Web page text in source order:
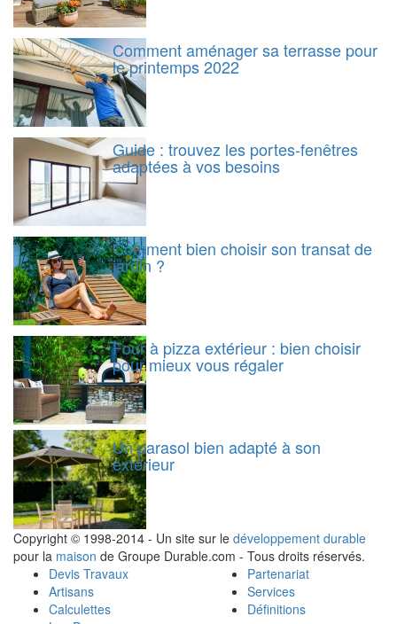
Comment aménager sa terrasse pour
le printemps 2022
Guide : trouvez les portes-fenêtres
adaptées à vos besoins
Comment bien choisir son transat de
jardin ?
Four à pizza extérieur : bien choisir
pour mieux vous régaler
Un parasol bien adapté à son
extérieur
Copyright © 1998-2014 - Un site sur le développement durable
pour la maison de Groupe Durable.com - Tous droits réservés.
Devis Travaux
Artisans
Calculettes
Partenariat
Services
Définitions